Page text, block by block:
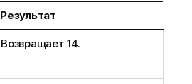
Результат
Возвращает 14.